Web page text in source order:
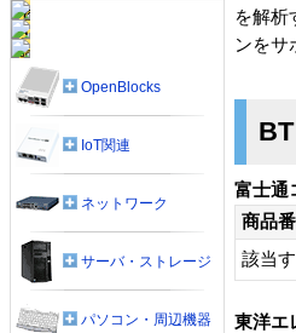
を解析
ンをサ
富士通
商品
該当
東洋エ
OpenBlocks
IoT関連
ネットワーク
サーバ・ストレージ
パソコン・周辺機器